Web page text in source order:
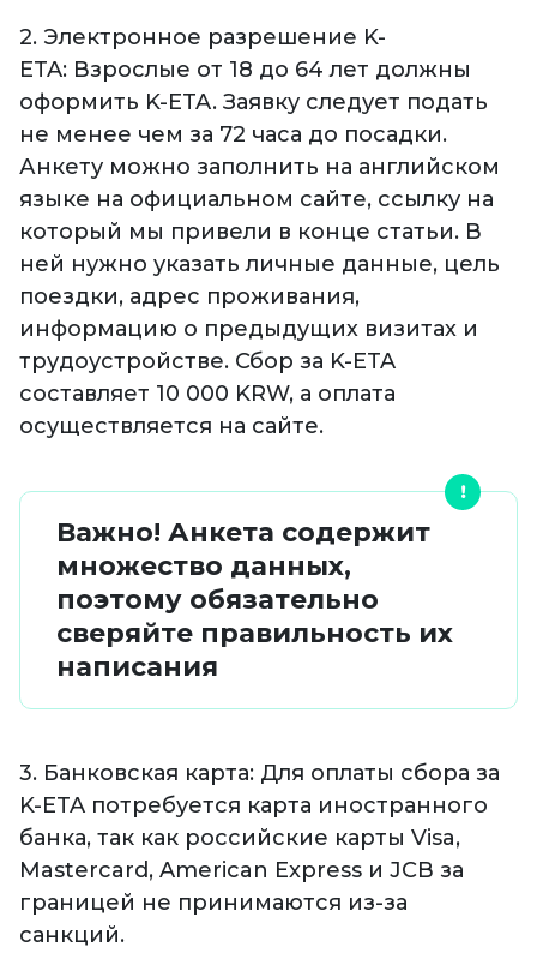
2. Электронное разрешение K-
ETA: Взрослые от 18 до 64 лет должны
оформить K-ETA. Заявку следует подать
не менее чем за 72 часа до посадки.
Анкету можно заполнить на английском
языке на официальном сайте, ссылку на
который мы привели в конце статьи. В
ней нужно указать личные данные, цель
поездки, адрес проживания,
информацию о предыдущих визитах и
трудоустройстве. Сбор за K-ETA
составляет 10 000 KRW, а оплата
осуществляется на сайте.
Важно! Анкета содержит
множество данных,
поэтому обязательно
сверяйте правильность их
написания
3. Банковская карта: Для оплаты сбора за
K-ETA потребуется карта иностранного
банка, так как российские карты Visa,
Mastercard, American Express и JCB за
границей не принимаются из-за
санкций.